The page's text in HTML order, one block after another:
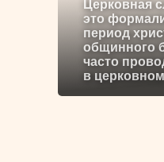
Церковная
это
период
общинного
часто
в